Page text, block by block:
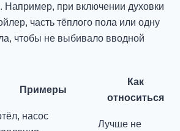
Например, при включении духовки
часть тёплого пола или одну
чтобы не выбивало вводной
Примеры
Как
относиться
насос
Лучше не